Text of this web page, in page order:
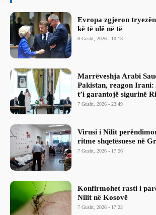
Evropa zgjeron
kë të ulë në të
8 Gusht, 2026 - 10:13
Marrëveshja Arabi
Pakistan, reagon Irani:
t’i garantojë sigurinë
7 Gusht, 2026 - 23:49
Virusi i Nilit
ritme shqetësuese në
7 Gusht, 2026 - 17:56
Konfirmohet rasti i
Nilit në Kosovë
7 Gusht, 2026 - 17:22